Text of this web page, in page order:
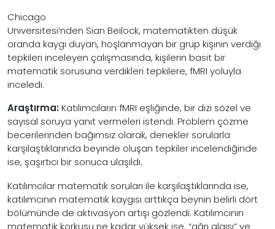
Chicago
Universitesi’nden Sian Beilock, matematikten düşük
oranda kaygı duyan, hoşlanmayan bir grup kişinin verdiği
tepkileri inceleyen çalışmasında, kişilerin basit bir
matematik sorusuna verdikleri tepkilere, fMRI yoluyla
inceledi.
Araştırma:Katılımcıların fMRI eşliğinde, bir dizi sözel ve
sayısal soruya yanıt vermeleri istendi. Problem çözme
becerilerinden bağımsız olarak, denekler sorularla
karşılaştıklarında beyinde oluşan tepkiler incelendiğinde
ise, şaşırtıcı bir sonuca ulaşıldı.
Katılımcılar matematik soruları ile karşılaştıklarında ise,
katılımcının matematik kaygısı arttıkça beynin belirli dört
bölümünde de aktivasyon artışı gözlendi. Katılımcının
matematik korkusu ne kadar yüksek ise, “ağrı algısı” ve